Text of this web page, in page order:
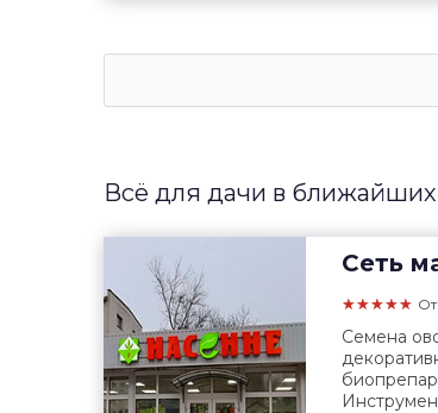
Всё для дачи в ближайших
Сеть
★★★★★
Семена